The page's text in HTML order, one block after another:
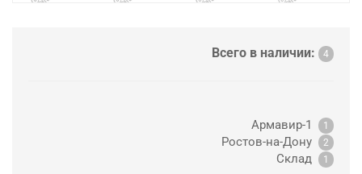
Всего в наличии: 4
Армавир-1 1
Ростов-на-Дону 2
Склад 1